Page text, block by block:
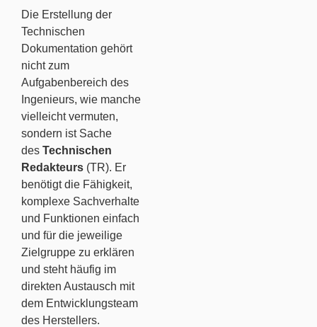
Die Erstellung der
Technischen
Dokumentation gehört
nicht zum
Aufgabenbereich des
Ingenieurs, wie manche
vielleicht vermuten,
sondern ist Sache
des Technischen
Redakteurs (TR). Er
benötigt die Fähigkeit,
komplexe Sachverhalte
und Funktionen einfach
und für die jeweilige
Zielgruppe zu erklären
und steht häufig im
direkten Austausch mit
dem Entwicklungsteam
des Herstellers.